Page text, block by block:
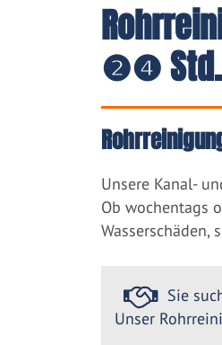
❷❹ Std.
Unsere Kanal-
Ob wochentags
Wasserschäden,
Sie
Unser